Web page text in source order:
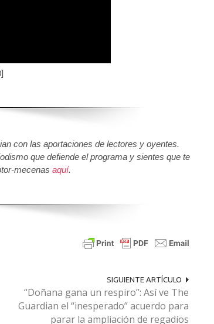
con las aportaciones de lectores y oyentes.
que defiende el programa y sientes que te
mecenas aquí.
SIGUIENTE ARTÍCULO
“Doñana gana un respiro”: Así ve The
Guardian el “inesperado” acuerdo para
parar la ampliación de regadíos